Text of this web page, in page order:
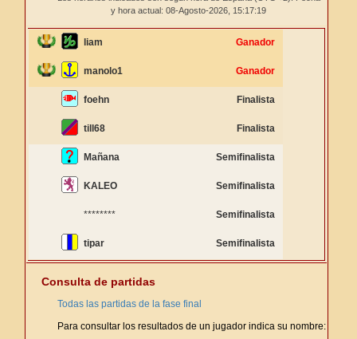
y hora actual: 08-Agosto-2026, 15:17:20
liam Ganador
manolo1 Ganador
foehn Finalista
till68 Finalista
Mañana Semifinalista
KALEO Semifinalista
******** Semifinalista
tipar Semifinalista
Consulta de partidas
Todas las partidas de la fase final
Para consultar los resultados de un jugador indica su nombre: